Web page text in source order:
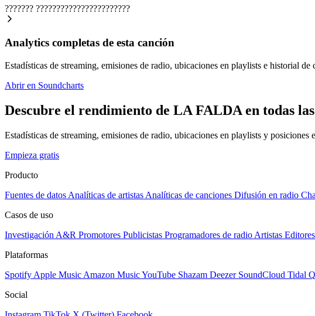
??????? ???????????????????????
Analytics completas de esta canción
Estadísticas de streaming, emisiones de radio, ubicaciones en playlists e historial de
Abrir en Soundcharts
Descubre el rendimiento de LA FALDA en todas
Estadísticas de streaming, emisiones de radio, ubicaciones en playlists y
Empieza gratis
Producto
Fuentes de datos Analíticas de artistas Analíticas de canciones Difusión en radio
Casos de uso
Investigación A&R Promotores Publicistas Programadores de radio Artistas
Plataformas
Spotify Apple Music Amazon MusicYouTube Shazam Deezer SoundCloud Tidal
Social